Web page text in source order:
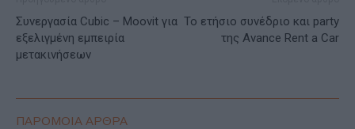
Συνεργασία Cubic – Moovit για
εξελιγμένη εμπειρία
μετακινήσεων
Το ετήσιο συνέδριο και party
της Avance Rent a Car
ΠΑΡΟΜΟΙΑ ΑΡΘΡΑ